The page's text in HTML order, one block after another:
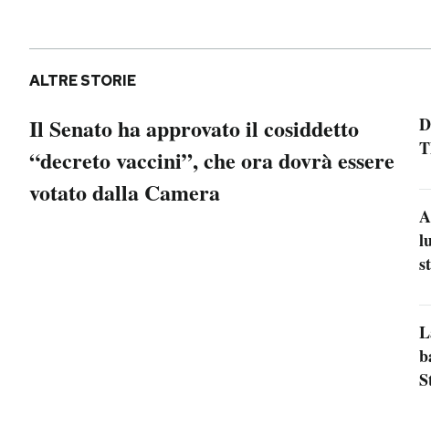
Notifiche mobile
Regala il Post
Esci
ALTRE STORIE
Il Senato ha approvato il cosiddetto
“decreto vaccini”, che ora dovrà essere
votato dalla Camera